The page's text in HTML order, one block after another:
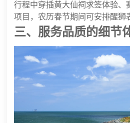
行程中穿插黄大仙祠求签体验、
项目，农历春节期间可安排醒狮
三、服务品质的细节